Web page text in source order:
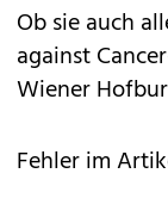
Ob sie auch
against
Wiener
Fehler im